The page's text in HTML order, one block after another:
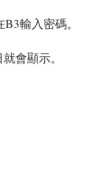
輸入密碼。
會顯示。